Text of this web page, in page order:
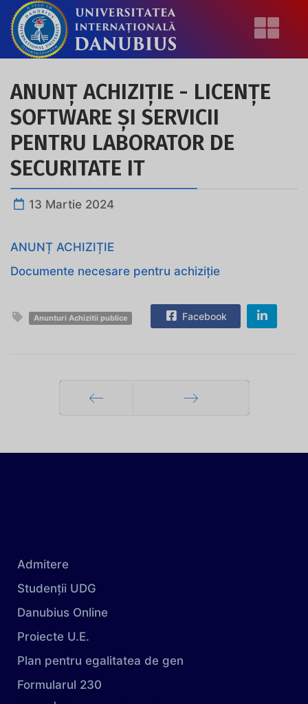
ANUNȚ ACHIZIȚIE - LICENȚE
SOFTWARE ȘI SERVICII
PENTRU LABORATOR DE
SECURITATE IT
13 Martie 2024
ANUNȚ ACHIZIȚIE
Documente necesare pentru achiziție
Anunturi Achizitii publice Facebook
Admitere
Studenții UDG
Danubius Online
Proiecte U.E.
Plan pentru egalitatea de gen
Formularul 230